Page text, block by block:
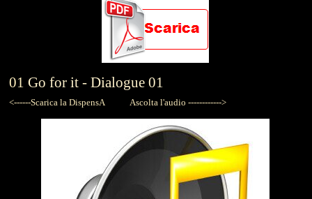
01 Go for it - Dialogue 01
<------Scarica la DispensAAscolta l'audio ------------>